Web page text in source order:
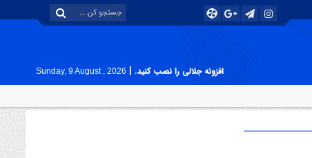
افزونه جلالی را نصب کنید. |
Sunday, 9 August , 2026